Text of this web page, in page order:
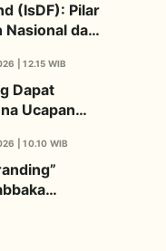
(IsDF): Pilar
Nasional dan
Umat
| 12.15 WIB
Dapat
Ucapan
| 10.10 WIB